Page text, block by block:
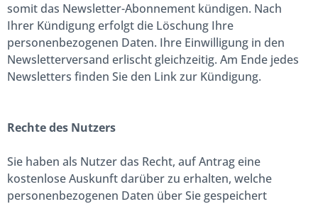
somit das Newsletter-Abonnement kündigen. Nach
Ihrer Kündigung erfolgt die Löschung Ihre
personenbezogenen Daten. Ihre Einwilligung in den
Newsletterversand erlischt gleichzeitig. Am Ende jedes
Newsletters finden Sie den Link zur Kündigung.
Rechte des Nutzers
Sie haben als Nutzer das Recht, auf Antrag eine
kostenlose Auskunft darüber zu erhalten, welche
personenbezogenen Daten über Sie gespeichert